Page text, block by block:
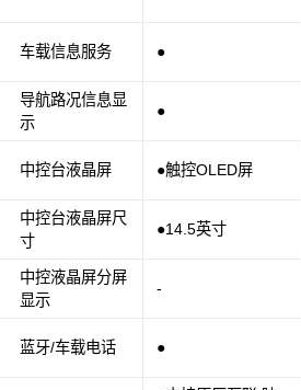
车载信息服务
导航路况信息显
示
中控台液晶屏
中控台液晶屏尺
寸
中控液晶屏分屏
显示
蓝牙/车载电话
●
●
●触控OLED屏
●14.5英寸
-
●